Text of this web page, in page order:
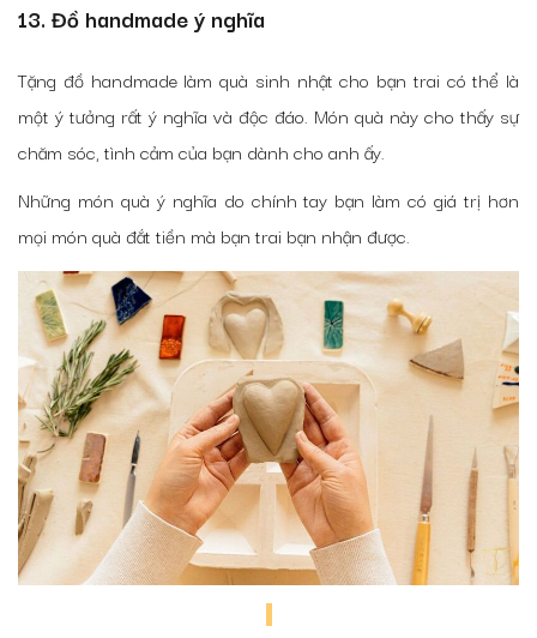
13. Đồ handmade ý nghĩa
Tặng đồ handmade làm quà sinh nhật cho bạn trai có thể là
một ý tưởng rất ý nghĩa và độc đáo. Món quà này cho thấy sự
chăm sóc, tình cảm của bạn dành cho anh ấy.
Những món quà ý nghĩa do chính tay bạn làm có giá trị hơn
mọi món quà đắt tiền mà bạn trai bạn nhận được.